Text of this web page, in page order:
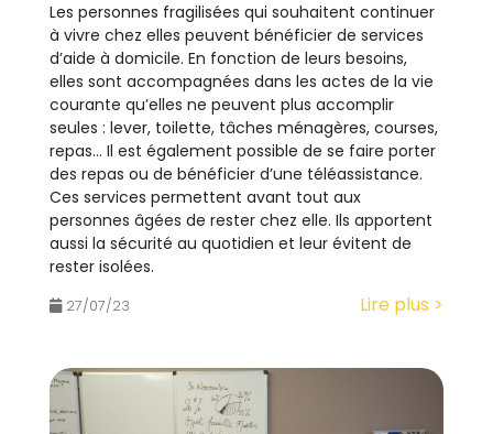
Les personnes fragilisées qui souhaitent continuer
à vivre chez elles peuvent bénéficier de services
d’aide à domicile. En fonction de leurs besoins,
elles sont accompagnées dans les actes de la vie
courante qu’elles ne peuvent plus accomplir
seules : lever, toilette, tâches ménagères, courses,
repas… Il est également possible de se faire porter
des repas ou de bénéficier d’une téléassistance.
Ces services permettent avant tout aux
personnes âgées de rester chez elle. Ils apportent
aussi la sécurité au quotidien et leur évitent de
rester isolées.
27/07/23 Lire plus >